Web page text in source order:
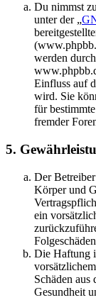
Du nimmst
unter der „
werden
Einfluss auf
wird. Sie
für
fremder
5.
Der
Körper und
ein
Die Haftung
Schäden
Gesundheit